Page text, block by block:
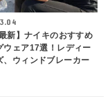
新】ナイキのおすすめ
ウェア17選！レディー
、ウィンドブレーカー